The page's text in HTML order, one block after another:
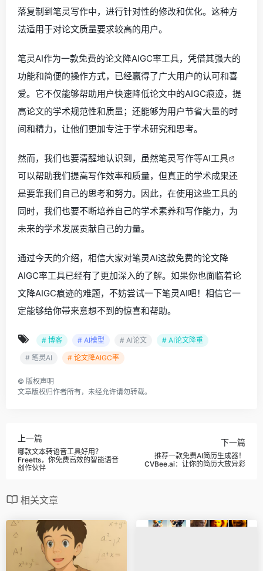
落复制到笔灵写作中，进行针对性的修改和优化。这种方
法适用于对论文质量要求较高的用户。
笔灵AI作为一款免费的论文降AIGC率工具，凭借其强大的
功能和简便的操作方式，已经赢得了广大用户的认可和喜
爱。它不仅能够帮助用户快速降低论文中的AIGC痕迹，提
高论文的学术规范性和质量；还能够为用户节省大量的时
间和精力，让他们更加专注于学术研究和思考。
然而，我们也要清醒地认识到，虽然笔灵写作等AI工具
可以帮助我们提高写作效率和质量，但真正的学术成果还
是要靠我们自己的思考和努力。因此，在使用这些工具的
同时，我们也要不断培养自己的学术素养和写作能力，为
未来的学术发展贡献自己的力量。
通过今天的介绍，相信大家对笔灵AI这款免费的论文降
AIGC率工具已经有了更加深入的了解。如果你也面临着论
文降AIGC痕迹的难题，不妨尝试一下笔灵AI吧！相信它一
定能够给你带来意想不到的惊喜和帮助。
# 博客 # AI模型 # AI论文
# AI论文降重
# 笔灵AI
# 论文降AIGC率
© 版权声明
文章版权归作者所有，未经允许请勿转载。
上一篇
哪款文本转语音工具好用？
Freetts，你免费高效的智能语音
创作伙伴
下一篇
推荐一款免费AI简历生成器！
CVBee.ai：让你的简历大放异彩
相关文章